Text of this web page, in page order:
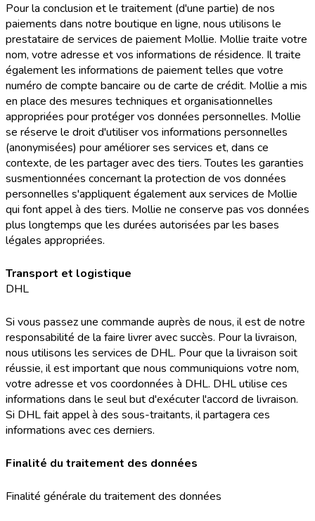
Pour la conclusion et le traitement (d'une partie) de nos
paiements dans notre boutique en ligne, nous utilisons le
prestataire de services de paiement Mollie. Mollie traite votre
nom, votre adresse et vos informations de résidence. Il traite
également les informations de paiement telles que votre
numéro de compte bancaire ou de carte de crédit. Mollie a mis
en place des mesures techniques et organisationnelles
appropriées pour protéger vos données personnelles. Mollie
se réserve le droit d'utiliser vos informations personnelles
(anonymisées) pour améliorer ses services et, dans ce
contexte, de les partager avec des tiers. Toutes les garanties
susmentionnées concernant la protection de vos données
personnelles s'appliquent également aux services de Mollie
qui font appel à des tiers. Mollie ne conserve pas vos données
plus longtemps que les durées autorisées par les bases
légales appropriées.
Transport et logistique
DHL
Si vous passez une commande auprès de nous, il est de notre
responsabilité de la faire livrer avec succès. Pour la livraison,
nous utilisons les services de DHL. Pour que la livraison soit
réussie, il est important que nous communiquions votre nom,
votre adresse et vos coordonnées à DHL. DHL utilise ces
informations dans le seul but d'exécuter l'accord de livraison.
Si DHL fait appel à des sous-traitants, il partagera ces
informations avec ces derniers.
Finalité du traitement des données
Finalité générale du traitement des données